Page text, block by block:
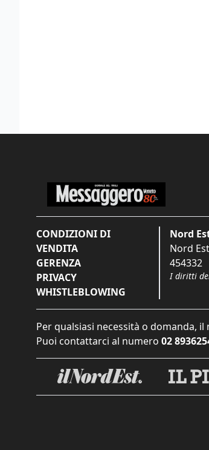
CONDIZIONI DI
VENDITA
GERENZA
PRIVACY
WHISTLEBLOWING
Nord
Nord
454332
I diritti
Per qualsiasi necessità o domanda,
Puoi contattarci al numero 02